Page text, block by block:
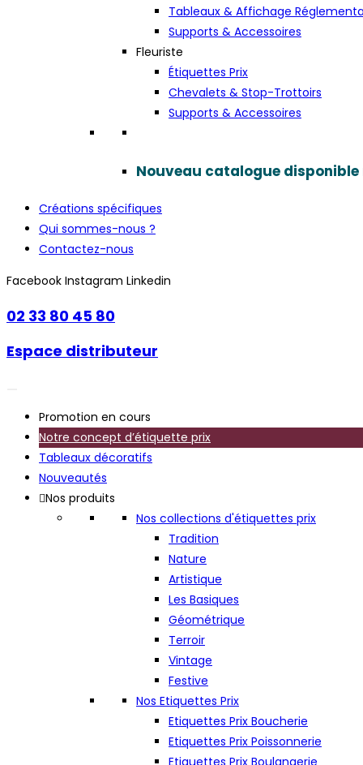
Tableaux & Affichage
Supports & Accessoires
Fleuriste
Étiquettes Prix
Chevalets & Stop-Trottoirs
Supports & Accessoires
Nouveau catalogue
Créations spécifiques
Qui sommes-nous ?
Contactez-nous
Facebook Instagram Linkedin
02 33 80 45 80
Espace distributeur
Promotion en cours
Notre concept d’étiquette prix
Tableaux décoratifs
Nouveautés
Nos produits
Nos collections d'étiquettes prix
Tradition
Nature
Artistique
Les Basiques
Géométrique
Terroir
Vintage
Festive
Nos Etiquettes Prix
Etiquettes Prix Boucherie
Etiquettes Prix Poissonnerie